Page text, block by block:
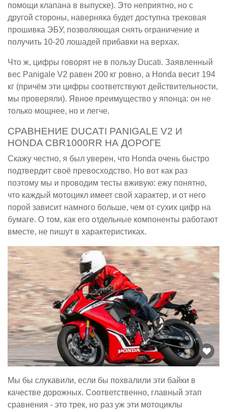
помощи клапана в выпуске). Это неприятно, но с
другой стороны, наверняка будет доступна трековая
прошивка ЭБУ, позволяющая снять ограничение и
получить 10-20 лошадей прибавки на верхах.
Что ж, цифры говорят не в пользу Ducati. Заявленный
вес Panigale V2 равен 200 кг ровно, а Honda весит 194
кг (причём эти цифры соответствуют действительности,
мы проверяли). Явное преимущество у японца: он не
только мощнее, но и легче.
СРАВНЕНИЕ DUCATI PANIGALE V2 И
HONDA CBR1000RR НА ДОРОГЕ
Скажу честно, я был уверен, что Honda очень быстро
подтвердит своё превосходство. Но вот как раз
поэтому мы и проводим тесты вживую: ежу понятно,
что каждый мотоцикл имеет свой характер, и от него
порой зависит намного больше, чем от сухих цифр на
бумаге. О том, как его отдельные компоненты работают
вместе, не пишут в характеристиках.
Мы бы слукавили, если бы похвалили эти байки в
качестве дорожных. Соответственно, главный этап
сравнения - это трек, но раз уж эти мотоциклы